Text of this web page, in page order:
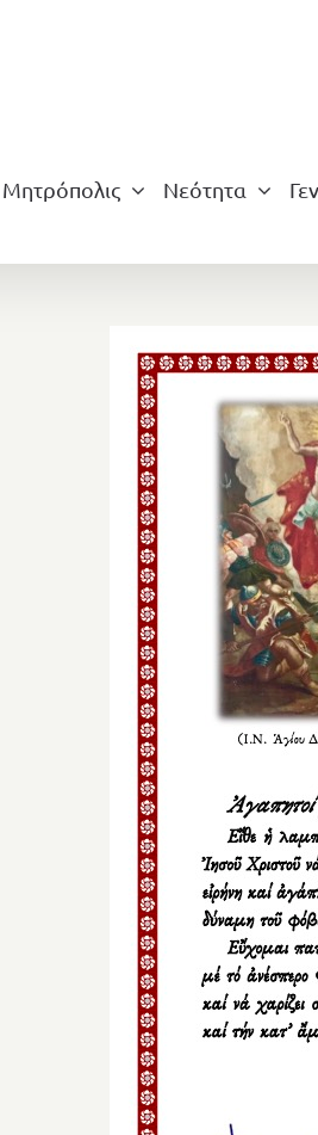
Μητρόπολις Νεότητα